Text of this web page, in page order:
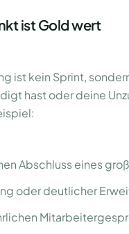
ist Gold wert
ist kein Sprint,
hast oder deine
Abschluss eines
oder deutlicher